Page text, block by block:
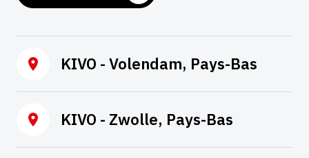
KIVO - Volendam, Pays-Bas
KIVO - Zwolle, Pays-Bas